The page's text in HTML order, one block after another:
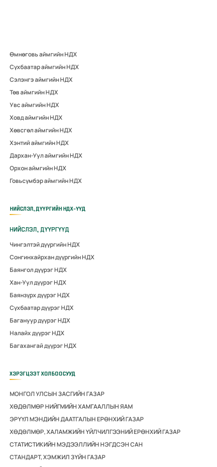
Өмнөговь аймгийн НДХ
Сүхбаатар аймгийн НДХ
Сэлэнгэ аймгийн НДХ
Төв аймгийн НДХ
Увс аймгийн НДХ
Ховд аймгийн НДХ
Хөвсгөл аймгийн НДХ
Хэнтий аймгийн НДХ
Дархан-Уул аймгийн НДХ
Орхон аймгийн НДХ
Говьсүмбэр аймгийн НДХ
НИЙСЛЭЛ, ДҮҮРГИЙН НДХ-ҮҮД
НИЙСЛЭЛ, ДҮҮРГҮҮД
Чингэлтэй дүүргийн НДХ
Сонгинхайрхан дүүргийн НДХ
Баянгол дүүрэг НДХ
Хан-Уул дүүрэг НДХ
Баянзүрх дүүрэг НДХ
Сүхбаатар дүүрэг НДХ
Багануур дүүрэг НДХ
Налайх дүүрэг НДХ
Багахангай дүүрэг НДХ
ХЭРЭГЦЭЭТ ХОЛБООСУУД
МОНГОЛ УЛСЫН ЗАСГИЙН ГАЗАР
ХӨДӨЛМӨР НИЙГМИЙН ХАМГААЛЛЫН ЯАМ
ЭРҮҮЛ МЭНДИЙН ДААТГАЛЫН ЕРӨНХИЙ ГАЗАР
ХӨДӨЛМӨР, ХАЛАМЖИЙН ҮЙЛЧИЛГЭЭНИЙ ЕРӨНХИЙ ГАЗАР
СТАТИСТИКИЙН МЭДЭЭЛЛИЙН НЭГДСЭН САН
СТАНДАРТ, ХЭМЖИЛ ЗҮЙН ГАЗАР